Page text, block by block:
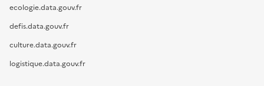
ecologie.data.gouv.fr
defis.data.gouv.fr
culture.data.gouv.fr
logistique.data.gouv.fr